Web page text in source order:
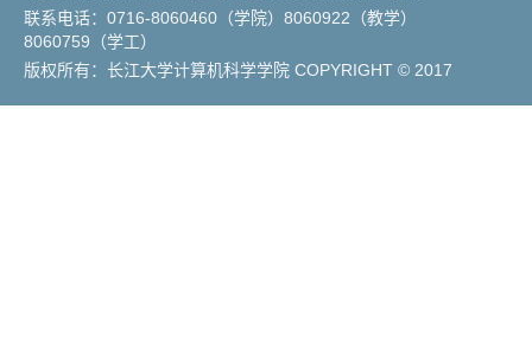
学生竞赛
缤纷校园
联系电话：0716-8060460（学院）8060922（教学）
8060759（学工）
版权所有：长江大学计算机科学学院 COPYRIGHT © 2017